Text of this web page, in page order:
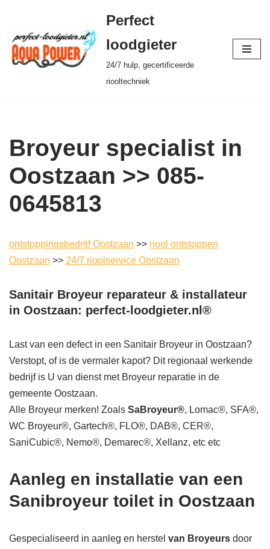
Ga
naar
de
Perfect
loodgieter
24/7 hulp, gecertificeerde
riooltechniek
Broyeur specialist in
Oostzaan >> 085-
0645813
ontstoppingsbedrijf Oostzaan >> riool ontstoppen
Oostzaan >> 24/7 rioolservice Oostzaan
Sanitair Broyeur reparateur & installateur
in Oostzaan: perfect-loodgieter.nl®
Last van een defect in een Sanitair Broyeur in Oostzaan?
Verstopt, of is de vermaler kapot? Dit regionaal werkende
bedrijf is U van dienst met Broyeur reparatie in de
gemeente Oostzaan.
Alle Broyeur merken! Zoals SaBroyeur®, Lomac®, SFA®,
WC Broyeur®, Gartech®, FLO®, DAB®, CER®,
SaniCubic®, Nemo®, Demarec®, Xellanz, etc etc
Aanleg en installatie van een
Sanibroyeur toilet in Oostzaan
Gespecialiseerd in aanleg en herstel van Broyeurs door